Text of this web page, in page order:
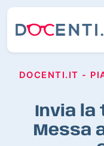
DOCENTI.IT -
Invia la
Messa